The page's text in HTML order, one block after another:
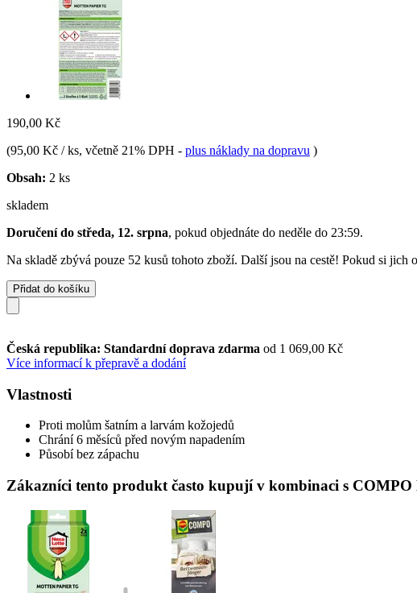
190,00 Kč
(95,00 Kč / ks, včetně 21% DPH - plus náklady na dopravu )
Obsah: 2 ks
skladem
Doručení do středa, 12. srpna, pokud objednáte do neděle do 23:59.
Na skladě zbývá pouze 52 kusů tohoto zboží. Další jsou na cestě! Pokud si jich
Přidat do košíku
Česká republika: Standardní doprava zdarma od 1 069,00 Kč
Více informací k přepravě a dodání
Vlastnosti
Proti molům šatním a larvám kožojedů
Chrání 6 měsíců před novým napadením
Působí bez zápachu
Zákazníci tento produkt často kupují v kombinaci s COMPO